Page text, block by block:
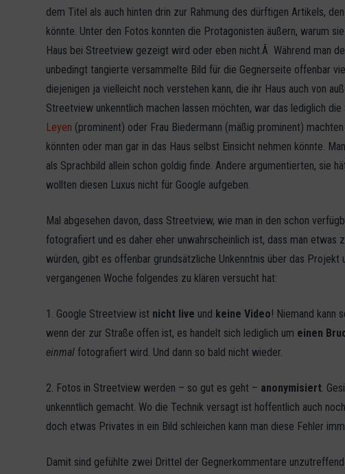
dem Titel als auch hinten drin zur Rahmung des dürftigen Artikels,
könnte. Unter den Fotos konnten die Protagonisten äußern, warum
Haus bei Streetview gezeigt wird oder eben nicht.Â Während man
unbedingt tangierte versammelte Bild für die Gegnerseite offenbar
diejenigen ja vielleicht noch verstehen kann, die ihr Haus auch von
Streetview unkenntlich machen lassen möchten, war das lediglich
Leyen (prominent) oder Frau Biedermann (mäßig prominent)
könnten oder man gar in das Haus selbst Einsicht nehmen könnte.
als Sprachbild allein schon goldig finde. Andere argumentierten, sie
wollten diesen Luxus nicht für Google aufgeben.
Mal abgesehen davon, dass Streetview, wie man in den schon
fotografiert und es daher eher unwahrscheinlich ist, dass man etwas
würden, gibt es offenbar grundsätzliche Unkenntnis über das
vergangenen Woche folgendes zu klären versucht hat:
1. Google Streetview ist nicht live und keine Video! Niemand kann
wenn der zur Straße offen ist, es handelt sich lediglich um einen
einmal fotografiert wird. Und dann so bald nicht wieder.
2. Fotos in Streetview werden – so gut es geht – anonymisiert.
unkenntlich gemacht. Wo die Technik versagt ist hoffentlich auch
doch etwas Privates in ein Bild schleichen kann man diese Fehler
Damit sind gefühlte zwei Drittel der Gegnerkommentare